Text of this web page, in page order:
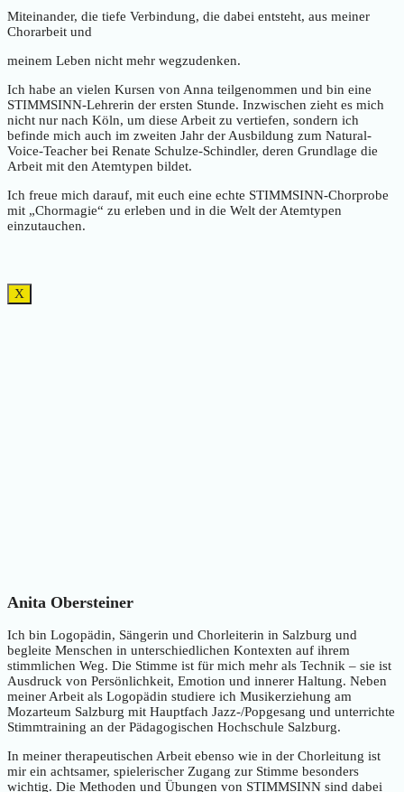
Miteinander, die tiefe Verbindung, die dabei entsteht, aus meiner
Chorarbeit und
meinem Leben nicht mehr wegzudenken.
Ich habe an vielen Kursen von Anna teilgenommen und bin eine
STIMMSINN-Lehrerin der ersten Stunde. Inzwischen zieht es mich
nicht nur nach Köln, um diese Arbeit zu vertiefen, sondern ich
befinde mich auch im zweiten Jahr der Ausbildung zum Natural-
Voice-Teacher bei Renate Schulze-Schindler, deren Grundlage die
Arbeit mit den Atemtypen bildet.
Ich freue mich darauf, mit euch eine echte STIMMSINN-Chorprobe
mit „Chormagie“ zu erleben und in die Welt der Atemtypen
einzutauchen.
X
Anita Obersteiner
Ich bin Logopädin, Sängerin und Chorleiterin in Salzburg und
begleite Menschen in unterschiedlichen Kontexten auf ihrem
stimmlichen Weg. Die Stimme ist für mich mehr als Technik – sie ist
Ausdruck von Persönlichkeit, Emotion und innerer Haltung. Neben
meiner Arbeit als Logopädin studiere ich Musikerziehung am
Mozarteum Salzburg mit Hauptfach Jazz-/Popgesang und unterrichte
Stimmtraining an der Pädagogischen Hochschule Salzburg.
In meiner therapeutischen Arbeit ebenso wie in der Chorleitung ist
mir ein achtsamer, spielerischer Zugang zur Stimme besonders
wichtig. Die Methoden und Übungen von STIMMSINN sind dabei